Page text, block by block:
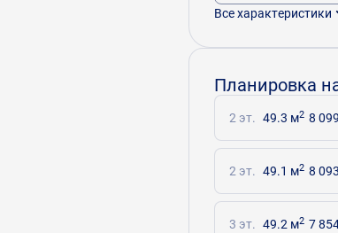
Все характеристики
Планировка
2 эт. 49.3 м2 8
2 эт. 49.1 м2 8
3 эт. 49.2 м2 7